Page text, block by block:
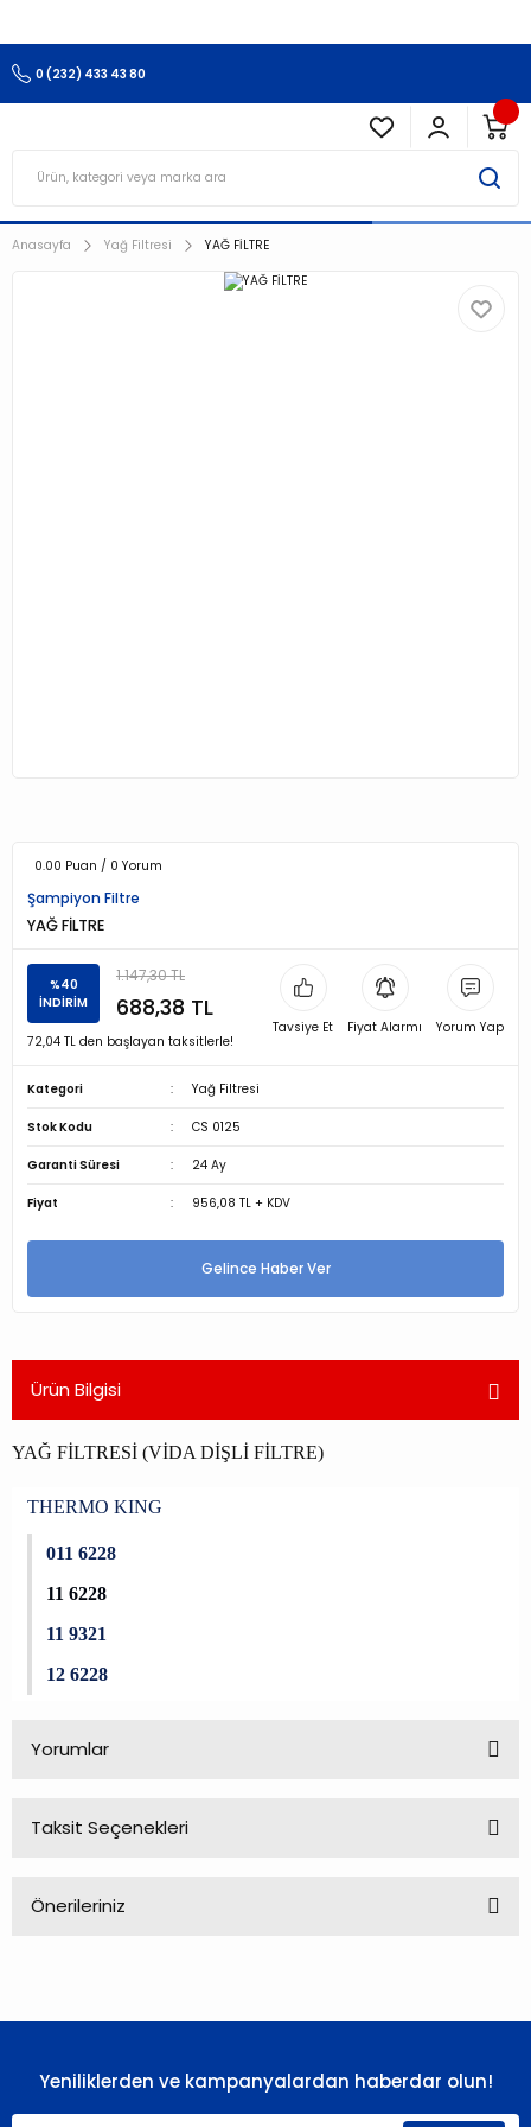
0 (232) 433 43 80
Anasayfa Yağ Filtresi YAĞ FİLTRE
0.00 Puan / 0 Yorum
Şampiyon Filtre
YAĞ FİLTRE
%40
İNDİRİM
1.147,30 TL
688,38 TL
72,04 TL den başlayan taksitlerle!
Tavsiye Et Fiyat Alarmı Yorum Yap
Kategori Yağ Filtresi
Stok Kodu CS 0125
Garanti Süresi 24 Ay
Fiyat 956,08 TL + KDV
Gelince Haber Ver
Ürün Bilgisi
YAĞ FİLTRESİ (VİDA DİŞLİ FİLTRE)
THERMO KING
011 6228
11 6228
11 9321
12 6228
Yorumlar
Taksit Seçenekleri
Önerileriniz
Ürün resmi kalitesiz, bozuk veya görüntülenemiyor.
Yeniliklerden ve kampanyalardan haberdar olun!